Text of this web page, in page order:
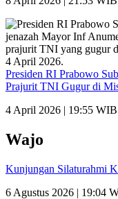
Presiden RI Prabowo
Prajurit TNI Gugur di
4 April 2026 | 19:55 WIB
Wajo
Kunjungan Silaturahmi
6 Agustus 2026 | 19:04